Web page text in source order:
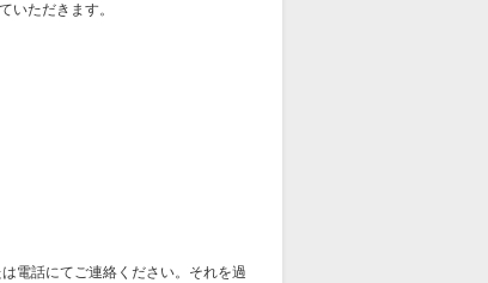
いただきます。
電話にてご連絡ください。それを過